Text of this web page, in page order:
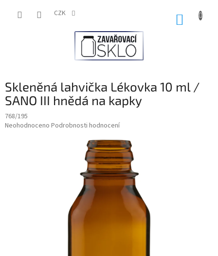
CZK
Skleněná lahvička Lékovka 10 ml /
SANO III hnědá na kapky
768/195
Průměrné
Neohodnoceno Podrobnosti hodnocení